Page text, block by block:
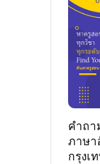
คำถา
ภาษา
กรุงเ